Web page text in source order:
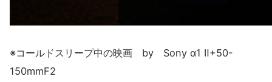
※コールドスリープ中の映画 by Sony α1 Ⅱ+50-
150mmF2